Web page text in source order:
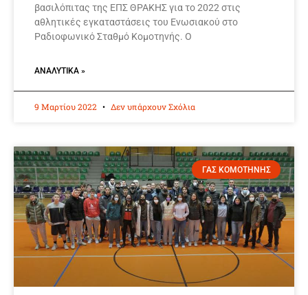
βασιλόπιτας της ΕΠΣ ΘΡΑΚΗΣ για το 2022 στις
αθλητικές εγκαταστάσεις του Ενωσιακού στο
Ραδιοφωνικό Σταθμό Κομοτηνής. Ο
ΑΝΑΛΥΤΙΚΆ »
9 Μαρτίου 2022 Δεν υπάρχουν Σχόλια
ΓΑΣ ΚΟΜΟΤΗΝΗΣ